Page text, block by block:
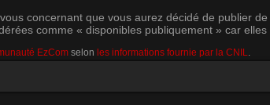
concernant que vous aurez décidé de publier
comme « disponibles publiquement » car
EzComselon les informations fournie par la CNIL.